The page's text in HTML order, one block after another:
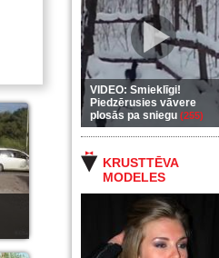
VIDEO: Smieklīgi!
Piedzērusies vāvere
plosās pa sniegu (255)
KRUSTTĒVA
MODELES